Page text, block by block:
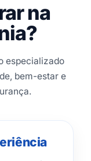
na
especializado
bem-estar e